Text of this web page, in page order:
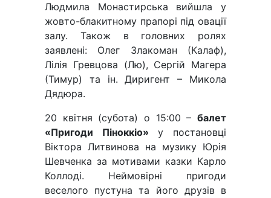
Людмила Монастирська вийшла у
жовто-блакитному прапорі під овації
залу. Також в головних ролях
заявлені: Олег Злакоман (Калаф),
Лілія Гревцова (Лю), Сергій Магера
(Тимур) та ін. Диригент – Микола
Дядюра.
20 квітня (субота) о 15:00 – балет
«Пригоди Піноккіо» у постановці
Віктора Литвинова на музику Юрія
Шевченка за мотивами казки Карло
Коллоді. Неймовірні пригоди
веселого пустуна та його друзів в